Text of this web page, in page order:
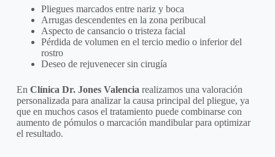
Pliegues marcados entre nariz y boca
Arrugas descendentes en la zona peribucal
Aspecto de cansancio o tristeza facial
Pérdida de volumen en el tercio medio o inferior del
rostro
Deseo de rejuvenecer sin cirugía
En Clínica Dr. Jones Valencia realizamos una valoración
personalizada para analizar la causa principal del pliegue, ya
que en muchos casos el tratamiento puede combinarse con
aumento de pómulos o marcación mandibular para optimizar
el resultado.